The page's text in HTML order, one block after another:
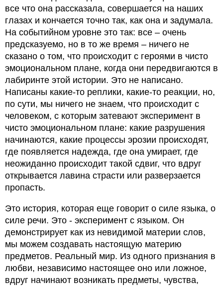
все что она рассказала, совершается на наших
глазах и кончается точно так, как она и задумала.
На событийном уровне это так: все – очень
предсказуемо, но в то же время – ничего не
сказано о том, что происходит с героями в чисто
эмоциональном плане, когда они передвигаются в
лабиринте этой истории. Это не написано.
Написаны какие-то реплики, какие-то реакции, но,
по сути, мы ничего не знаем, что происходит с
человеком, с которым затевают эксперимент в
чисто эмоциональном плане: какие разрушения
начинаются, какие процессы эрозии происходят,
где появляется надежда, где она умирает, где
неожиданно происходит такой сдвиг, что вдруг
открывается лавина страсти или разверзается
пропасть.
Это история, которая еще говорит о силе языка, о
силе речи. Это - эксперимент с языком. Он
демонстрирует как из невидимой материи слов,
мы можем создавать настоящую материю
предметов. Реальный мир. Из одного признания в
любви, независимо настоящее оно или ложное,
вдруг начинают возникать предметы, чувства,